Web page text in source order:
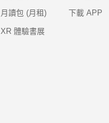
月讀包 (月租)
XR 體驗書展
下載 APP